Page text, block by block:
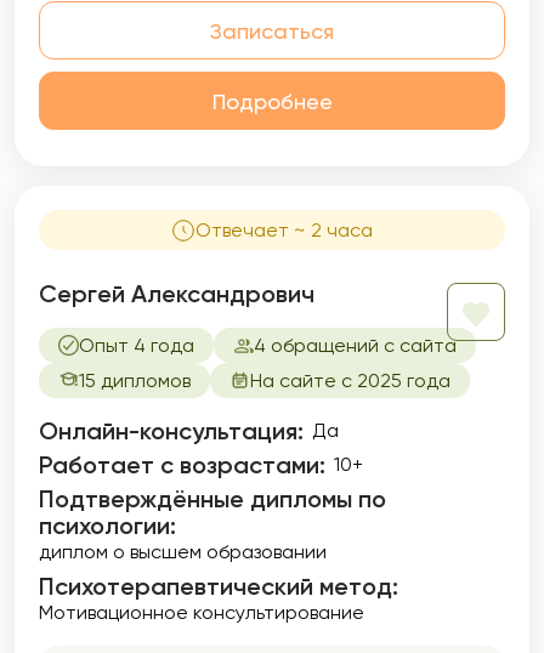
Записаться
Подробнее
Отвечает ~ 2 часа
Сергей Александрович
Опыт 4 года
4 обращений с сайта
15 дипломов
На сайте с 2025 года
Онлайн-консультация: Да
Работает с возрастами: 10+
Подтверждённые дипломы по
психологии:
диплом о высшем образовании
Психотерапевтический метод:
Мотивационное консультирование